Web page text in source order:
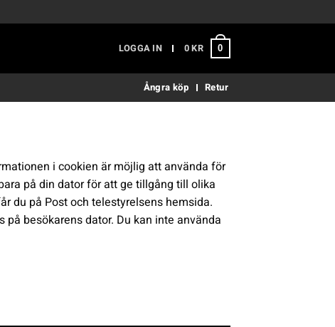
LOGGA IN
0KR 0
Ångra köp Retur
i cookien är möjlig att använda för
på din dator för att ge tillgång till olika
du på Post och telestyrelsens hemsida.
besökarens dator. Du kan inte använda